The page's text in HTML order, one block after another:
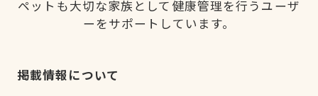
ペットも大切な家族として健康管理を行うユーザ
ーをサポートしています。
掲載情報について